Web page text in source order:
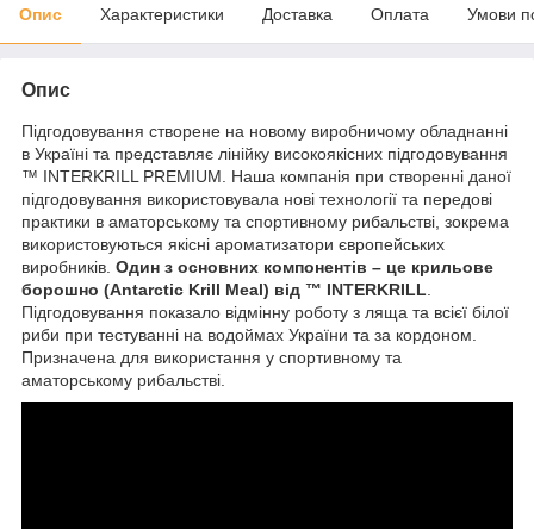
Опис Характеристики Доставка Оплата Умови
Опис
Підгодовування створене на новому виробничому обладнанні
в Україні та представляє лінійку високоякісних підгодовування
™ INTERKRILL PREMIUM. Наша компанія при створенні даної
підгодовування використовувала нові технології та передові
практики в аматорському та спортивному рибальстві, зокрема
використовуються якісні ароматизатори європейських
виробників. Один з основних компонентів – це крильове
борошно (Antarctic Krill Meal) від ™ INTERKRILL.
Підгодовування показало відмінну роботу з ляща та всієї білої
риби при тестуванні на водоймах України та за кордоном.
Призначена для використання у спортивному та
аматорському рибальстві.